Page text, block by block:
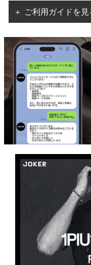
＋ ご利用ガイドを見